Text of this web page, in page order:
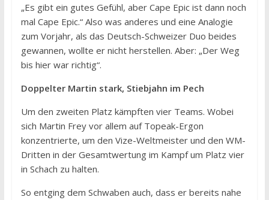
„Es gibt ein gutes Gefühl, aber Cape Epic ist dann noch
mal Cape Epic.“ Also was anderes und eine Analogie
zum Vorjahr, als das Deutsch-Schweizer Duo beides
gewannen, wollte er nicht herstellen. Aber: „Der Weg
bis hier war richtig“.
Doppelter Martin stark, Stiebjahn im Pech
Um den zweiten Platz kämpften vier Teams. Wobei
sich Martin Frey vor allem auf Topeak-Ergon
konzentrierte, um den Vize-Weltmeister und den WM-
Dritten in der Gesamtwertung im Kampf um Platz vier
in Schach zu halten.
So entging dem Schwaben auch, dass er bereits nahe